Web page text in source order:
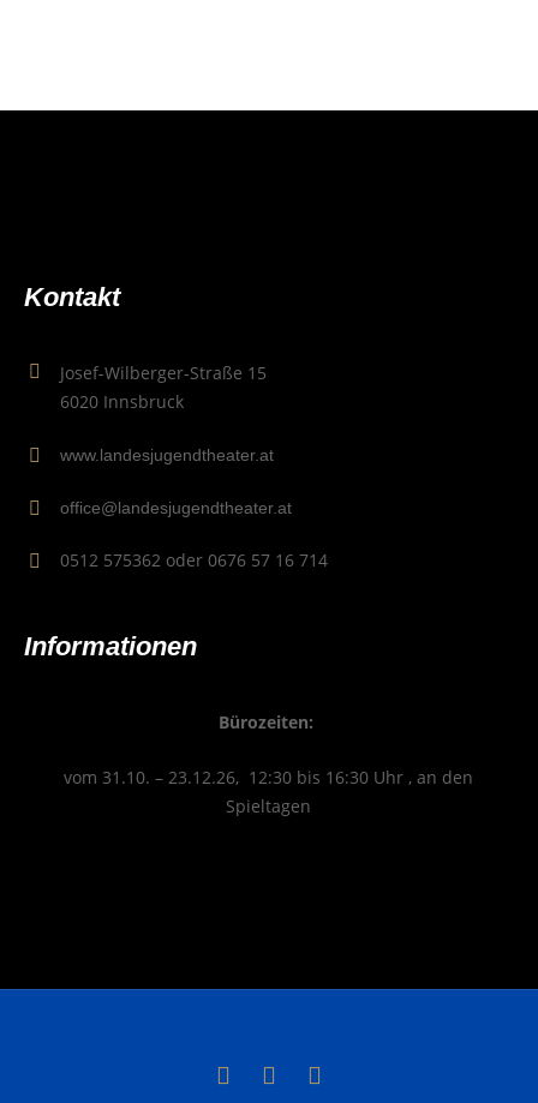
Kon­takt
Josef-Wilberger-Straße 15
6020 Innsbruck
www.landesjugendtheater.at
office@landesjugendtheater.at
0512 575362 oder 0676 57 16 714
Infor­ma­tio­nen
Büro­zei­ten:
vom 31.10. – 23.12.26, 12:30 bis 16:30 Uhr , an den
Spieltagen